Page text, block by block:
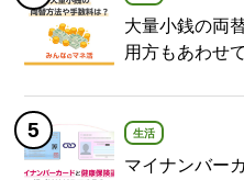
大量小銭の両
用方もあわせ
生活
マイナンバー